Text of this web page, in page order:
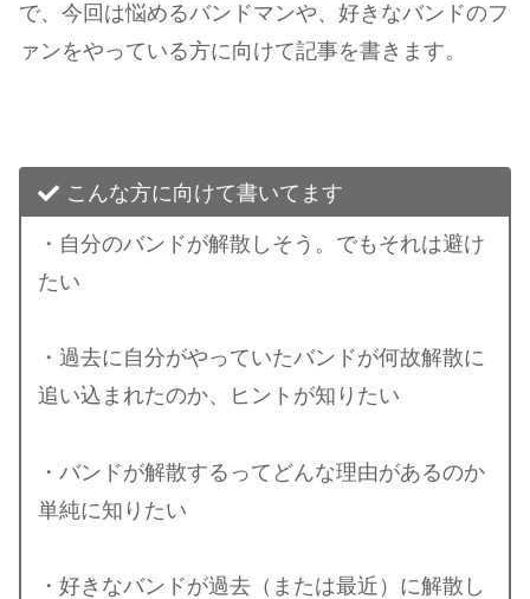
で、今回は悩めるバンドマンや、好きなバンドのフ
ァンをやっている方に向けて記事を書きます。
こんな方に向けて書いてます
・自分のバンドが解散しそう。でもそれは避け
たい
・過去に自分がやっていたバンドが何故解散に
追い込まれたのか、ヒントが知りたい
・バンドが解散するってどんな理由があるのか
単純に知りたい
・好きなバンドが過去（または最近）に解散し